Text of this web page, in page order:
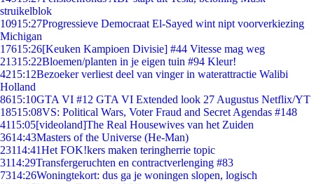
struikelblok
10915:27Progressieve Democraat El-Sayed wint nipt voorverkiezing
Michigan
17615:26[Keuken Kampioen Divisie] #44 Vitesse mag weg
21315:22Bloemen/planten in je eigen tuin #94 Kleur!
4215:12Bezoeker verliest deel van vinger in waterattractie Walibi
Holland
8615:10GTA VI #12 GTA VI Extended look 27 Augustus Netflix/YT
18515:08VS: Political Wars, Voter Fraud and Secret Agendas #148
4115:05[videoland]The Real Housewives van het Zuiden
3614:43Masters of the Universe (He-Man)
23114:41Het FOK!kers maken teringherrie topic
3114:29Transfergeruchten en contractverlenging #83
7314:26Woningtekort: dus ga je woningen slopen, logisch